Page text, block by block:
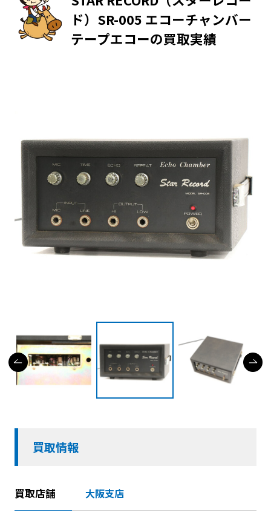
ド）SR-005 エコーチャンバー
テープエコーの買取実績
買取情報
買取店舗 大阪支店